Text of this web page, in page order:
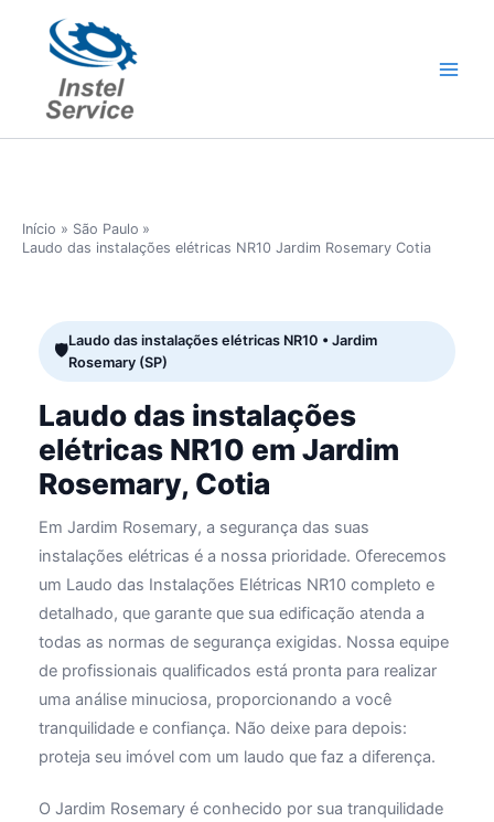
conteúdo
Início
São Paulo
Laudo das instalações elétricas NR10 Jardim Rosemary Cotia
Laudo das instalações elétricas NR10 • Jardim
Rosemary (SP)
Laudo das instalações
elétricas NR10 em Jardim
Rosemary, Cotia
Em Jardim Rosemary, a segurança das suas
instalações elétricas é a nossa prioridade. Oferecemos
um Laudo das Instalações Elétricas NR10 completo e
detalhado, que garante que sua edificação atenda a
todas as normas de segurança exigidas. Nossa equipe
de profissionais qualificados está pronta para realizar
uma análise minuciosa, proporcionando a você
tranquilidade e confiança. Não deixe para depois:
proteja seu imóvel com um laudo que faz a diferença.
O Jardim Rosemary é conhecido por sua tranquilidade